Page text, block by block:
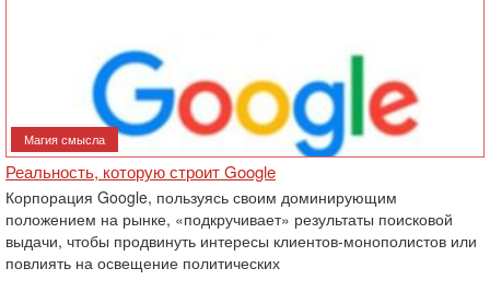
Магия смысла
Реальность, которую строит Google
Корпорация Google, пользуясь своим доминирующим
положением на рынке, «подкручивает» результаты поисковой
выдачи, чтобы продвинуть интересы клиентов-монополистов или
повлиять на освещение политических